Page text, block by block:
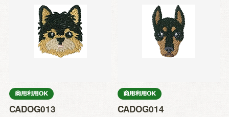
CADOG013 CADOG014